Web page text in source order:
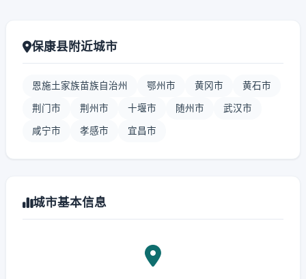
保康县附近城市
恩施土家族苗族自治州 鄂州市 黄冈市 黄石市
荆门市 荆州市 十堰市 随州市 武汉市
咸宁市 孝感市 宜昌市
城市基本信息